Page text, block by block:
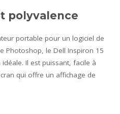
polyvalence
portable pour un logiciel de
Photoshop, le Dell Inspiron 15
Il est puissant, facile à
qui offre un affichage de